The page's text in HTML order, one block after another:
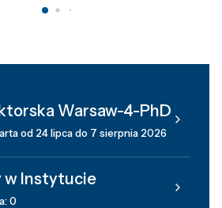
Warsaw-4-PhD
od 24 lipca do 7 sierpnia 2026
w Instytucie
0